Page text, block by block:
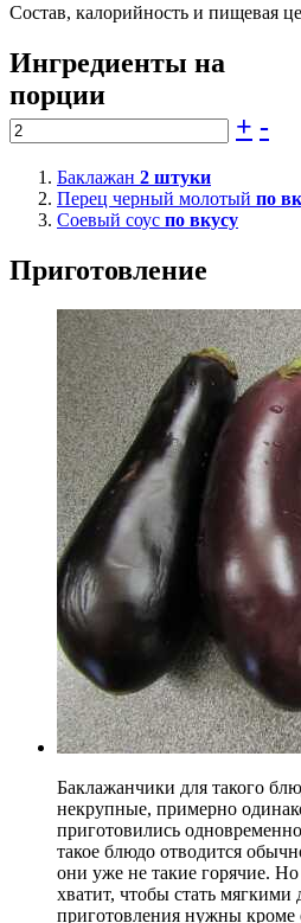
Состав, калорийность и пищевая
Ингредиенты на
порции
+ -
Баклажан 2 штуки
Перец черный молотый по
Соевый соус по вкусу
Приготовление
Баклажанчики для такого
некрупные, примерно
приготовились
такое блюдо отводится
они уже не такие горячие.
хватит, чтобы стать
приготовления нужны кроме